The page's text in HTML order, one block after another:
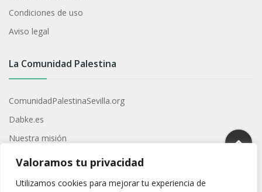
Valoramos tu privacidad
Utilizamos cookies para mejorar tu experiencia de
Condiciones de uso
Aviso legal
La Comunidad Palestina
ComunidadPalestinaSevilla.org
Dabke.es
Nuestra misión
Contacto